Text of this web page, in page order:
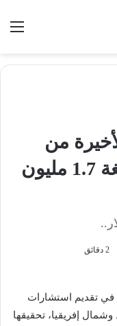
من
إستثماراتها الأولية البالغة 1.7 مليون
في تقديم استشارات
إفريقيا، تحقيقها